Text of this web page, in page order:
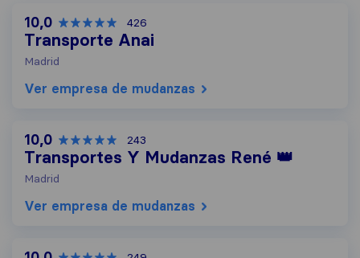
10,0 426
Transporte Anai
Madrid
Ver empresa de mudanzas
10,0 243
Transportes Y Mudanzas René 👑
Madrid
Ver empresa de mudanzas